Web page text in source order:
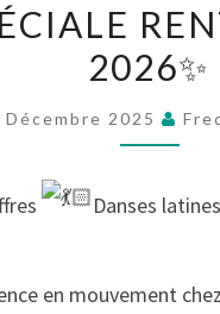
2026✨
Décembre 2025
Danses
en mouvement